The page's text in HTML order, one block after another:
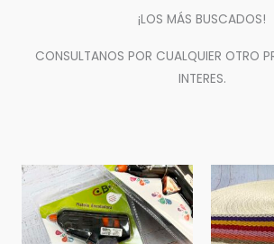
¡LOS MÁS BUSCADOS!
CONSULTANOS POR CUALQUIER OTRO
INTERES.